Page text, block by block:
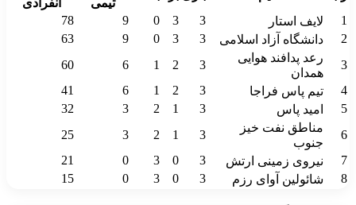
تیمی
انفرادی
1
لایف استار 3
3
0
9
78
2
دانشگاه آزاد اسلامی 3
3
0
9
63
3
رعد پدافند هوایی
همدان
3
2
1
6
60
4
تیم پاس فراجا 3
2
1
6
41
5
امید پاس 3
1
2
3
32
6
مناطق نفت خیز
جنوب
3
1
2
3
25
7
نیروی زمینی ارتش 3
0
3
0
21
8
شائولین آوای رزم 3
0
3
0
15